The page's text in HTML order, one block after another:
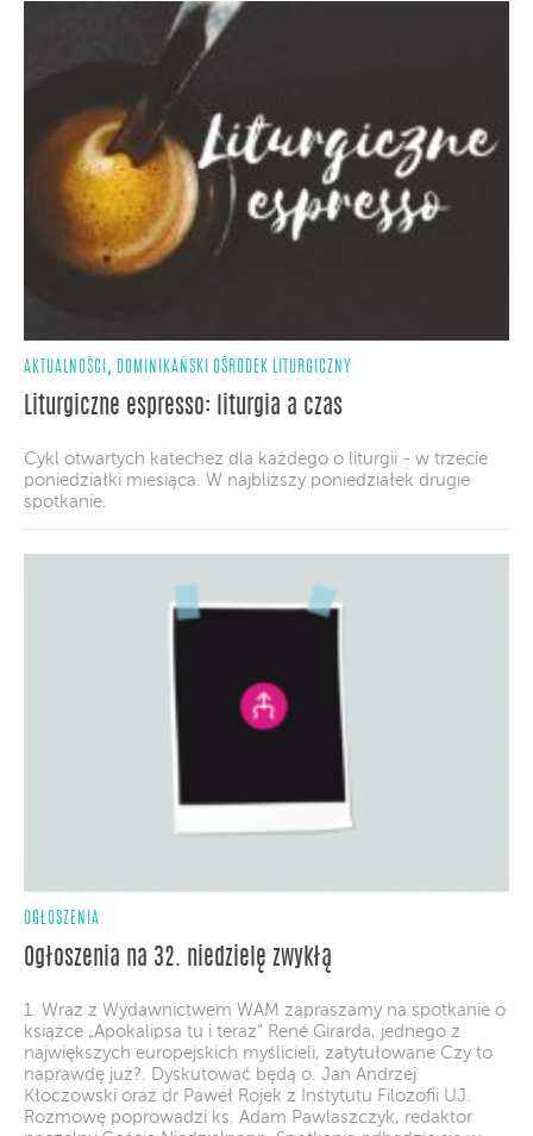
AKTUALNOŚCI , DOMINIKAŃSKI OŚRODEK LITURGICZNY
Liturgiczne espresso: liturgia a czas
Cykl otwartych katechez dla każdego o liturgii - w trzecie
poniedziałki miesiąca. W najbliższy poniedziałek drugie
spotkanie.
OGŁOSZENIA
Ogłoszenia na 32. niedzielę zwykłą
1. Wraz z Wydawnictwem WAM zapraszamy na spotkanie o
książce „Apokalipsa tu i teraz” René Girarda, jednego z
największych europejskich myślicieli, zatytułowane Czy to
naprawdę już?. Dyskutować będą o. Jan Andrzej
Kłoczowski oraz dr Paweł Rojek z Instytutu Filozofii UJ.
Rozmowę poprowadzi ks. Adam Pawlaszczyk, redaktor